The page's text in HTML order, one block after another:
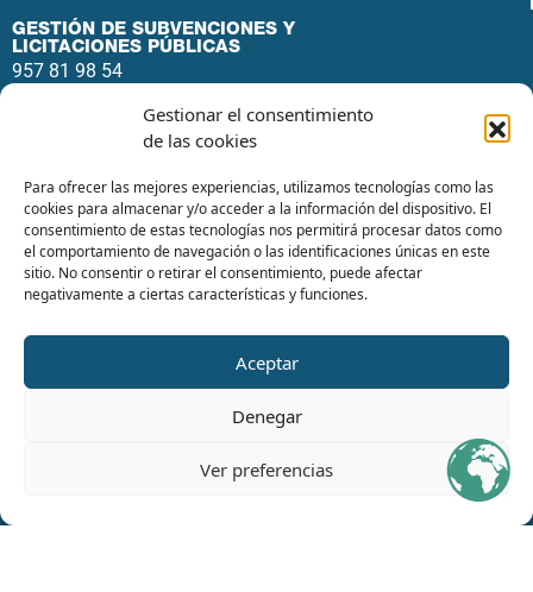
Gestionar el consentimiento
de las cookies
Para ofrecer las mejores experiencias, utilizamos tecnologías como las
cookies para almacenar y/o acceder a la información del dispositivo. El
consentimiento de estas tecnologías nos permitirá procesar datos como
el comportamiento de navegación o las identificaciones únicas en este
sitio. No consentir o retirar el consentimiento, puede afectar
negativamente a ciertas características y funciones.
Aceptar
Denegar
Ver preferencias
GESTIÓN DE SUBVENCIONES Y
LICITACIONES PÚBLICAS
957 81 98 54
Av. del Gran Capitán, 46, 4º1, Noroeste,